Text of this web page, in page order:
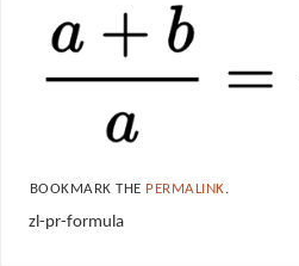
BOOKMARK THE PERMALINK.
zl-pr-formula